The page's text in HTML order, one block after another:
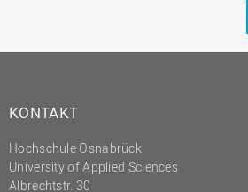
KONTAKT
Hochschule Osnabrück
University of Applied Sciences
Albrechtstr. 30